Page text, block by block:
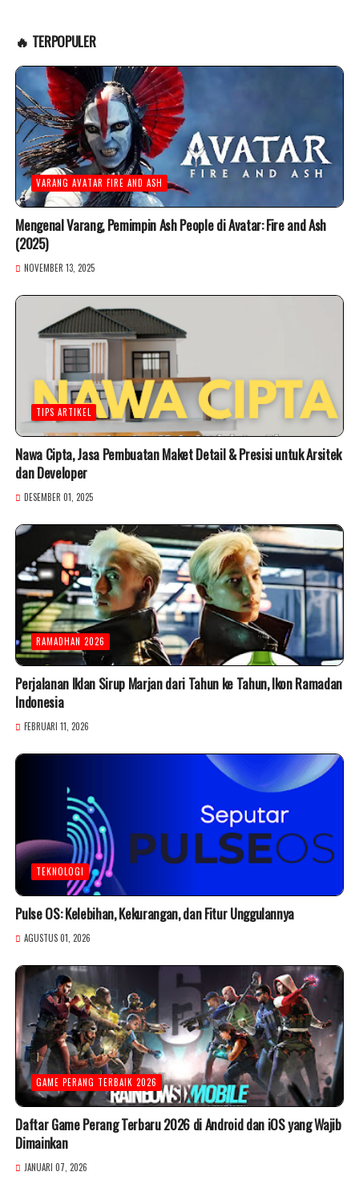
🔥 TERPOPULER
VARANG AVATAR FIRE AND ASH
Mengenal Varang, Pemimpin Ash People di Avatar: Fire and Ash
(2025)
NOVEMBER 13, 2025
TIPS ARTIKEL
Nawa Cipta, Jasa Pembuatan Maket Detail & Presisi untuk Arsitek
dan Developer
DESEMBER 01, 2025
RAMADHAN 2026
Perjalanan Iklan Sirup Marjan dari Tahun ke Tahun, Ikon Ramadan
Indonesia
FEBRUARI 11, 2026
TEKNOLOGI
Pulse OS: Kelebihan, Kekurangan, dan Fitur Unggulannya
AGUSTUS 01, 2026
GAME PERANG TERBAIK 2026
Daftar Game Perang Terbaru 2026 di Android dan iOS yang Wajib
Dimainkan
JANUARI 07, 2026